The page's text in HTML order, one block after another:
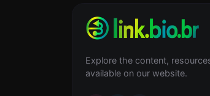
Explore the content,
available on our website.